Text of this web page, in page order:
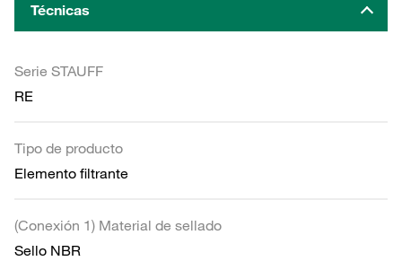
Técnicas
Serie STAUFF
RE
Tipo de producto
Elemento filtrante
(Conexión 1) Material de sellado
Sello NBR